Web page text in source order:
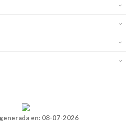
en: 08-07-2026